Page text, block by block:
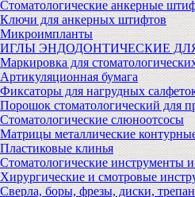
Стоматологические анкерные
Ключи для анкерных штифтов
Микроимпланты
ИГЛЫ ЭНДОДОНТИЧЕСКИЕ
Маркировка для
Артикуляционная бумага
Фиксаторы для нагрудных
Порошок стоматологический для
Стоматологические слюноотсосы
Матрицы металлические
Пластиковые клинья
Стоматологические инструменты
Хирургические и смотровые
Сверла, боры, фрезы, диски,